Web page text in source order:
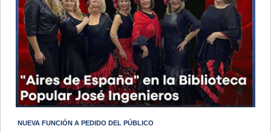
​ NUEVA FUNCIÓN A PEDIDO DEL PÚBLICO